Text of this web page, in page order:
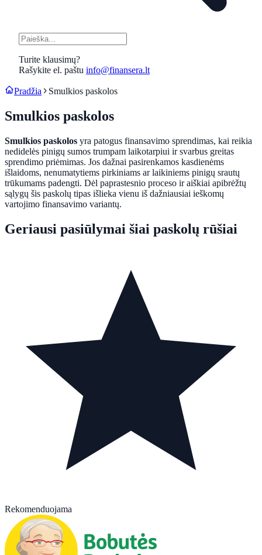
Turite klausimų?
Rašykite el. paštu info@finansera.lt
Pradžia Smulkios paskolos
Smulkios paskolos
Smulkios paskolos yra patogus finansavimo sprendimas, kai reikia
nedidelės pinigų sumos trumpam laikotarpiui ir svarbus greitas
sprendimo priėmimas. Jos dažnai pasirenkamos kasdienėms
išlaidoms, nenumatytiems pirkiniams ar laikiniems pinigų srautų
trūkumams padengti. Dėl paprastesnio proceso ir aiškiai apibrėžtų
sąlygų šis paskolų tipas išlieka vienu iš dažniausiai ieškomų
vartojimo finansavimo variantų.
Geriausi pasiūlymai šiai paskolų rūšiai
Rekomenduojama